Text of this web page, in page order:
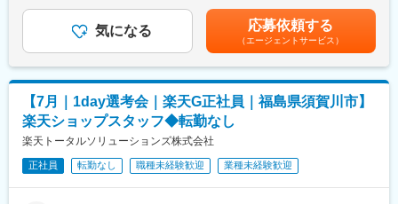
・新規契約・機種変更の受付および提案
・料金プラン、楽天ポイント活用、楽天カード、各種サービスの
案内
・スマホの初期設定・データ移行サポート
・問い合わせ対応
◇店舗運営
・店舗での電話応対
・在庫管理、売り場づくり、POP作成
・KPI管理・数値振り返り
・キャンペーン企画など、集客に向けた取り組み
・未経験の方も歓迎！充実した研修制度あり
【選考会の概要】
・形式： Web開催（事前に企業セミナー動画をご視聴いただきま
す）
・内容： 面接（25分×2回 現場面接/HR面接）
7/2（木）17:00～20:30
7/5（日）11:00～14:30
ます。月給(月額)は固定手当を含めた表記です。
気になる 応募依頼する
（エージェントサービス）
【7月｜1day選考会｜楽天G正社員｜福島県須賀川市】
楽天ショップスタッフ◆転勤なし
楽天トータルソリューションズ株式会社
正社員 転勤なし 職種未経験歓迎 業種未経験歓迎